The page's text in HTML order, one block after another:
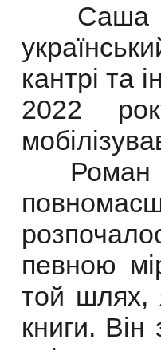
Саша
кантрі та
2022
Роман
певною
той шлях,
книги. Він